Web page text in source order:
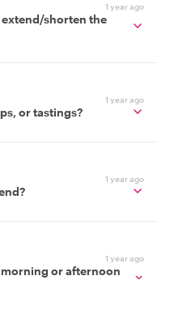
1 year ago
shorten the
1 year ago
or tastings?
1 year ago
1 year ago
or afternoon